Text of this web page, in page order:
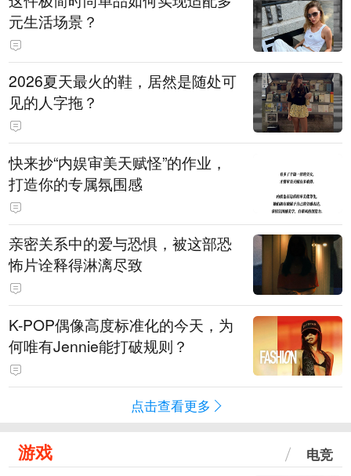
元生活场景？
2026夏天最火的鞋，居然是随处可
见的人字拖？
快来抄“内娱审美天赋怪”的作业，
打造你的专属氛围感
亲密关系中的爱与恐惧，被这部恐
怖片诠释得淋漓尽致
K-POP偶像高度标准化的今天，为
何唯有Jennie能打破规则？
点击查看更多
游戏 电竞